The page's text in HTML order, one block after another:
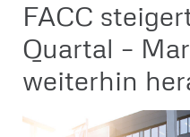
Media
Kontakt
FACC
Quartal –
weiterhin